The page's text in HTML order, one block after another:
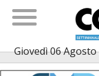
Giovedì 06 Agosto